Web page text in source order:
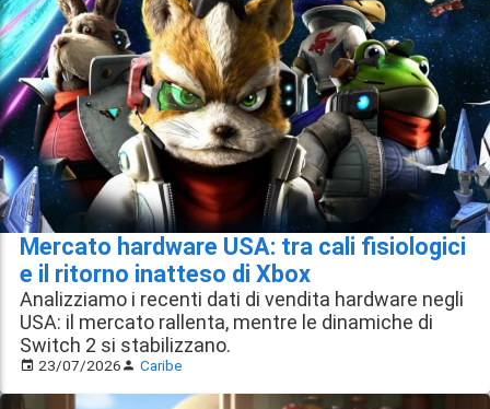
Mercato hardware USA: tra cali fisiologici
e il ritorno inatteso di Xbox
Analizziamo i recenti dati di vendita hardware negli
USA: il mercato rallenta, mentre le dinamiche di
Switch 2 si stabilizzano.
23/07/2026 Caribe